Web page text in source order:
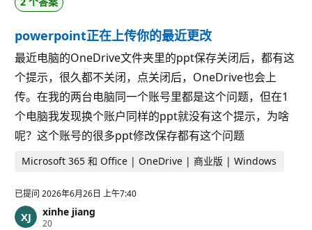
powerpoint正在上传你的最近更改
最近电脑的OneDrive文件夹里的ppt保存关闭后，都有这
个提示，很久都不关闭，点关闭后，OneDrive也会上
传。在我的两台电脑同一个账号里都是这个问题，但在1
个电脑我发现换个账户同样的ppt就没有这个提示，为啥
呢？这个账号的很多ppt修改保存都有这个问题
Microsoft 365 和 Office | OneDrive | 商业版 | Windows
已提问 2026年6月26日 上午7:40
xinhe jiang
20信